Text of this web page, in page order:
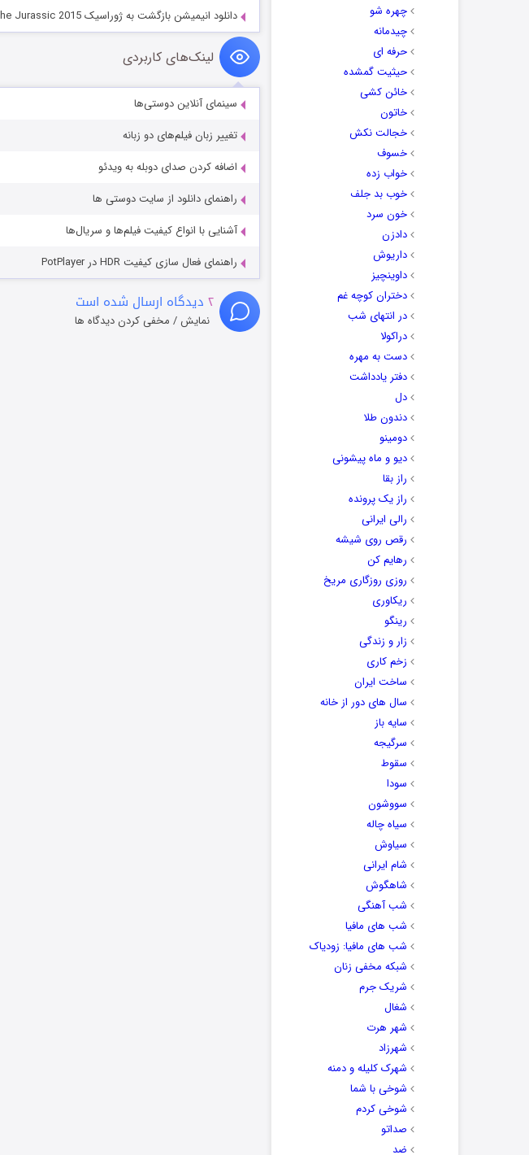
چهره شو
چیدمانه
حرفه ای
حیثیت گمشده
خائن کشی
خاتون
خجالت نکش
خسوف
خواب زده
خوب بد جلف
خون سرد
دادزن
داریوش
داوینچیز
دختران کوچه غم
در انتهای شب
دراکولا
دست به مهره
دفتر یادداشت
دل
دندون طلا
دومینو
دیو و ماه پیشونی
راز بقا
راز یک پرونده
رالی ایرانی
رقص روی شیشه
رهایم کن
روزی روزگاری مریخ
ریکاوری
رینگو
زار و زندگی
زخم کاری
ساخت ایران
سال های دور از خانه
سایه باز
سرگیجه
سقوط
سودا
سووشون
سیاه چاله
سیاوش
شام ایرانی
شاهگوش
شب آهنگی
شب های مافیا
شب های مافیا: زودیاک
شبکه مخفی زنان
شریک جرم
شغال
شهر هرت
شهرزاد
شهرک کلیله و دمنه
شوخی با شما
شوخی کردم
صداتو
ضد
دانلود انیمیشن بازگشت به ژوراسیک Back to the Jurassic 2015
لینک‌های کاربردی
سینمای آنلاین دوستی‌ها
تغییر زبان فیلم‌های دو زبانه
اضافه کردن صدای دوبله به ویدئو
راهنمای دانلود از سایت دوستی ها
آشنایی با انواع کیفیت فیلم‌ها و سریال‌ها
راهنمای فعال سازی کیفیت HDR در PotPlayer
۲ دیدگاه ارسال شده است
نمایش / مخفی کردن دیدگاه ها